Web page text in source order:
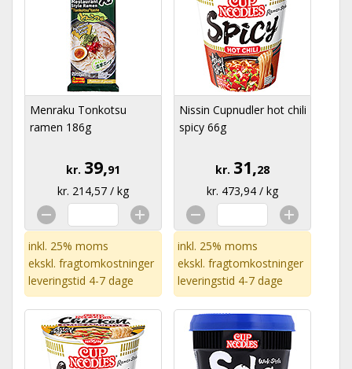
Menraku Tonkotsu
ramen 186g
kr. 39,91
kr. 214,57 / kg
inkl. 25% moms
ekskl. fragtomkostninger
leveringstid 4-7 dage
Nissin Cupnudler hot chili
spicy 66g
kr. 31,28
kr. 473,94 / kg
inkl. 25% moms
ekskl. fragtomkostninger
leveringstid 4-7 dage